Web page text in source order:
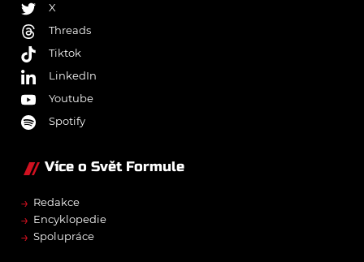
X
Threads
Tiktok
LinkedIn
Youtube
Spotify
Více o Svět Formule
→ Redakce
→ Encyklopedie
→ Spolupráce